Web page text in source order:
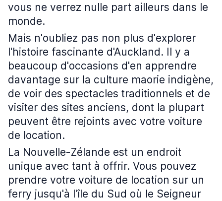
vous ne verrez nulle part ailleurs dans le
monde.
Mais n'oubliez pas non plus d'explorer
l'histoire fascinante d'Auckland. Il y a
beaucoup d'occasions d'en apprendre
davantage sur la culture maorie indigène,
de voir des spectacles traditionnels et de
visiter des sites anciens, dont la plupart
peuvent être rejoints avec votre voiture
de location.
La Nouvelle-Zélande est un endroit
unique avec tant à offrir. Vous pouvez
prendre votre voiture de location sur un
ferry jusqu'à l'île du Sud où le Seigneur